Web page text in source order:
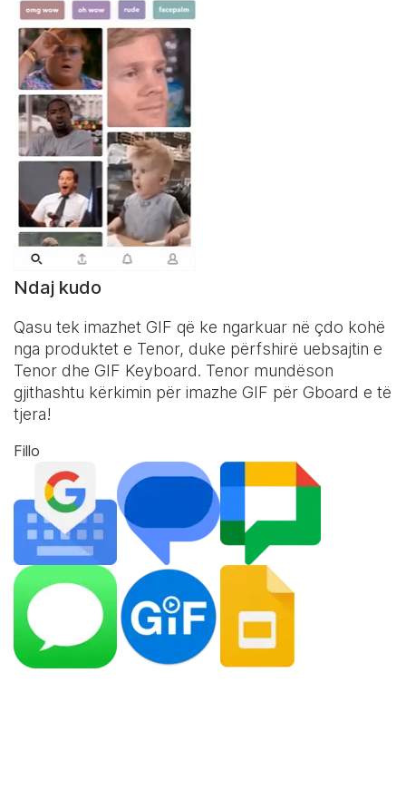
Ndaj kudo
Qasu tek imazhet GIF që ke ngarkuar në çdo kohë
nga produktet e Tenor, duke përfshirë uebsajtin e
Tenor dhe GIF Keyboard. Tenor mundëson
gjithashtu kërkimin për imazhe GIF për Gboard e të
tjera!
Fillo